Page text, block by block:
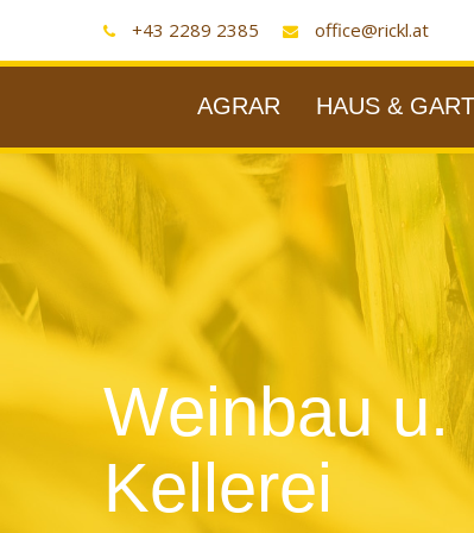
+43 2289 2385 office@rickl.at
AGRAR HAUS &
Weinbau u.
Kellerei